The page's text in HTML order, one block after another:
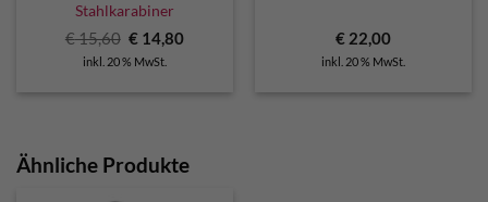
Stahlkarabiner
€15,60 Ursprünglicher
Preis
war:
€ 14,80Aktueller
inkl. 20 % MwSt.
€ 22,00
inkl. 20 % MwSt.
Ähnliche Produkte